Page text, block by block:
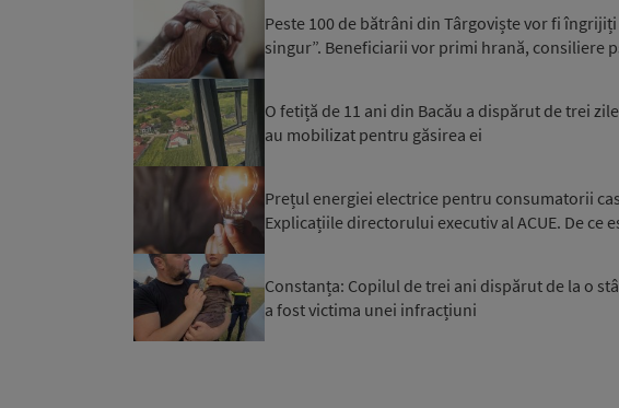
Peste 100 de bătrâni din Târgoviște vor fi
singur”. Beneficiarii vor primi hrană, consiliere
O fetiță de 11 ani din Bacău a dispărut de trei
au mobilizat pentru găsirea ei
Prețul energiei electrice pentru consumatorii
Explicațiile directorului executiv al ACUE. De ce
Constanța: Copilul de trei ani dispărut de la o
a fost victima unei infracțiuni